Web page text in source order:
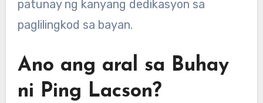
patunay ng kanyang dedikasyon sa
paglilingkod sa bayan.
Ano ang aral sa Buhay
ni Ping Lacson?